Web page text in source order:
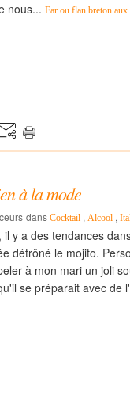
nous... Far ou flan breton
à la mode
dans Cocktail , Alcool ,
y a des tendances
détrôné le mojito.
à mon mari un joli
se préparait avec de